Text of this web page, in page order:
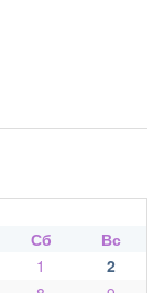
Сб
Вс
1
2